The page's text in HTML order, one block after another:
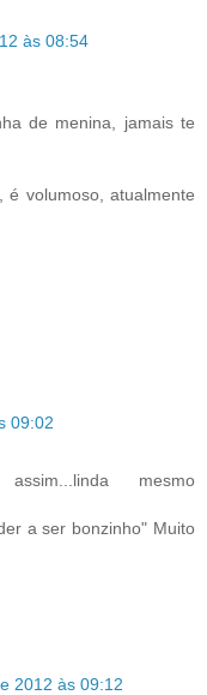
às 08:54
de menina, jamais te
volumoso, atualmente
09:02
mesmo
a ser bonzinho" Muito
2012 às 09:12